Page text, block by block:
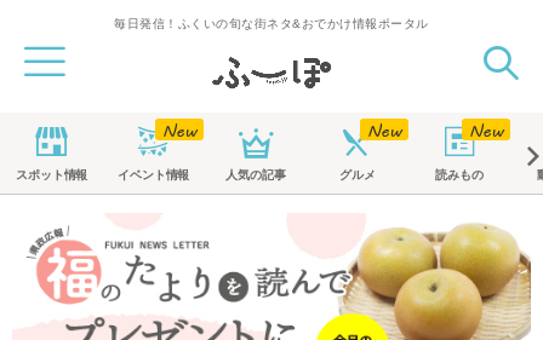
毎日発信！ふくいの旬な街ネタ&おでかけ情報ポータル
スポット情報 イベント情報 人気の記事 グルメ 読みもの